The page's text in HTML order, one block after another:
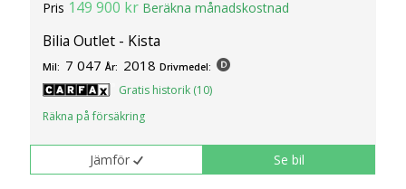
Pris 149 900 kr Beräkna månadskostnad
Bilia Outlet - Kista
Mil: 7 047 År: 2018 Drivmedel:
Gratis historik (10)
Räkna på försäkring
Jämför Se bil